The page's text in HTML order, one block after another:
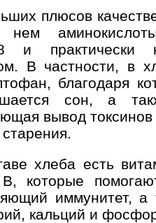
плюсов
нем
и практически
В частности, в
благодаря
сон, а
вывод
хлеба есть
которые
иммунитет, а
кальций и